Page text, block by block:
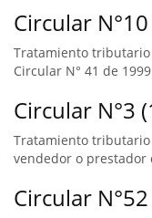
Circular
Tratamiento tributario
Circular N° 41 de
Circular N°3
Tratamiento
vendedor o prestador
Circular